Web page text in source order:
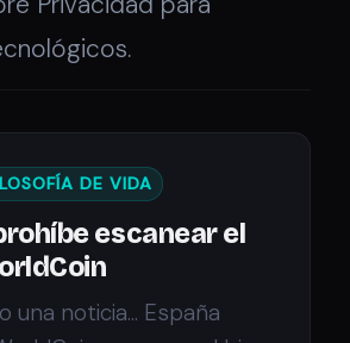
DE VIDA
escanear el
una noticia... España